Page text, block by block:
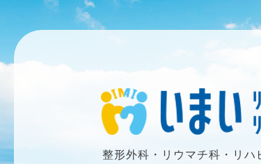
整形外科・リウマチ科・リハ